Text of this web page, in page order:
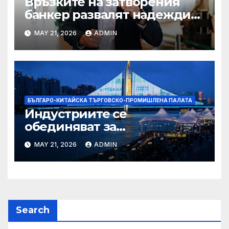
банкер развалят надеждите
на Флавио Болсонаро за
президент на Бразилия
MAY 21, 2026 ADMIN
БЪЛГАРО-КИТАЙСКА ТЪРГОВСКО-ПРОМИШЛЕНА ПАЛАТА
Индустриите се
обединяват за
висококачествен растеж на
културния и туристическия
сектор
MAY 21, 2026 ADMIN
Search